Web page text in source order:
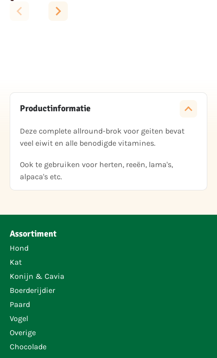
Productinformatie
Deze complete allround-brok voor geiten bevat
veel eiwit en alle benodigde vitamines.
Ook te gebruiken voor herten, reeën, lama's,
alpaca's etc.
Assortiment
Hond
Kat
Konijn & Cavia
Boerderijdier
Paard
Vogel
Overige
Chocolade